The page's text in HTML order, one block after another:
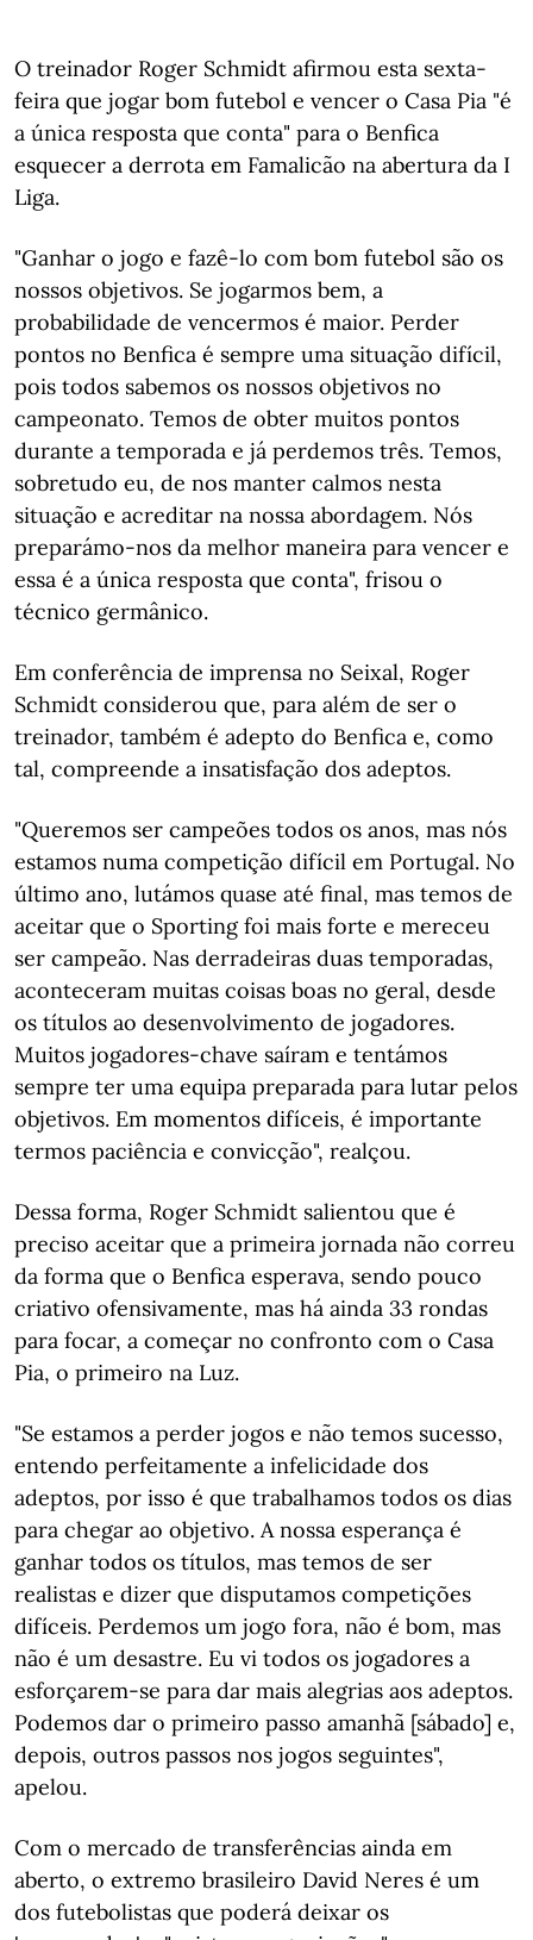
O treinador Roger Schmidt afirmou esta sexta-
feira que jogar bom futebol e vencer o Casa Pia "é
a única resposta que conta" para o Benfica
esquecer a derrota em Famalicão na abertura da I
Liga.
"Ganhar o jogo e fazê-lo com bom futebol são os
nossos objetivos. Se jogarmos bem, a
probabilidade de vencermos é maior. Perder
pontos no Benfica é sempre uma situação difícil,
pois todos sabemos os nossos objetivos no
campeonato. Temos de obter muitos pontos
durante a temporada e já perdemos três. Temos,
sobretudo eu, de nos manter calmos nesta
situação e acreditar na nossa abordagem. Nós
preparámo-nos da melhor maneira para vencer e
essa é a única resposta que conta", frisou o
técnico germânico.
Em conferência de imprensa no Seixal, Roger
Schmidt considerou que, para além de ser o
treinador, também é adepto do Benfica e, como
tal, compreende a insatisfação dos adeptos.
"Queremos ser campeões todos os anos, mas nós
estamos numa competição difícil em Portugal. No
último ano, lutámos quase até final, mas temos de
aceitar que o Sporting foi mais forte e mereceu
ser campeão. Nas derradeiras duas temporadas,
aconteceram muitas coisas boas no geral, desde
os títulos ao desenvolvimento de jogadores.
Muitos jogadores-chave saíram e tentámos
sempre ter uma equipa preparada para lutar pelos
objetivos. Em momentos difíceis, é importante
termos paciência e convicção", realçou.
Dessa forma, Roger Schmidt salientou que é
preciso aceitar que a primeira jornada não correu
da forma que o Benfica esperava, sendo pouco
criativo ofensivamente, mas há ainda 33 rondas
para focar, a começar no confronto com o Casa
Pia, o primeiro na Luz.
"Se estamos a perder jogos e não temos sucesso,
entendo perfeitamente a infelicidade dos
adeptos, por isso é que trabalhamos todos os dias
para chegar ao objetivo. A nossa esperança é
ganhar todos os títulos, mas temos de ser
realistas e dizer que disputamos competições
difíceis. Perdemos um jogo fora, não é bom, mas
não é um desastre. Eu vi todos os jogadores a
esforçarem-se para dar mais alegrias aos adeptos.
Podemos dar o primeiro passo amanhã [sábado] e,
depois, outros passos nos jogos seguintes",
apelou.
Com o mercado de transferências ainda em
aberto, o extremo brasileiro David Neres é um
dos futebolistas que poderá deixar os